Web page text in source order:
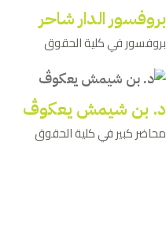
بروفسور الدار شاحر
بروفسور في كلية الحقوق
د. بن شيمش يعكوڤ
محاضر كبير في كلية الحقوق